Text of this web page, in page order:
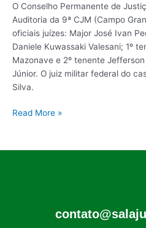
O Conselho Permanente de
Auditoria da 9ª CJM (Campo
oficiais juízes: Major José Ivan
Daniele Kuwassaki Valesani; 1º
Mazonave e 2º tenente
Júnior. O juiz militar federal do
Silva.
Read More »